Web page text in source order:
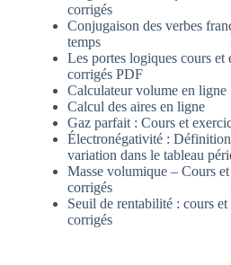
corrigés
Conjugaison des verbes
temps
Les portes logiques cours et
corrigés PDF
Calculateur volume en ligne
Calcul des aires en ligne
Gaz parfait : Cours et
Électronégativité :
variation dans le tableau
Masse volumique – Cours
corrigés
Seuil de rentabilité : cours et
corrigés